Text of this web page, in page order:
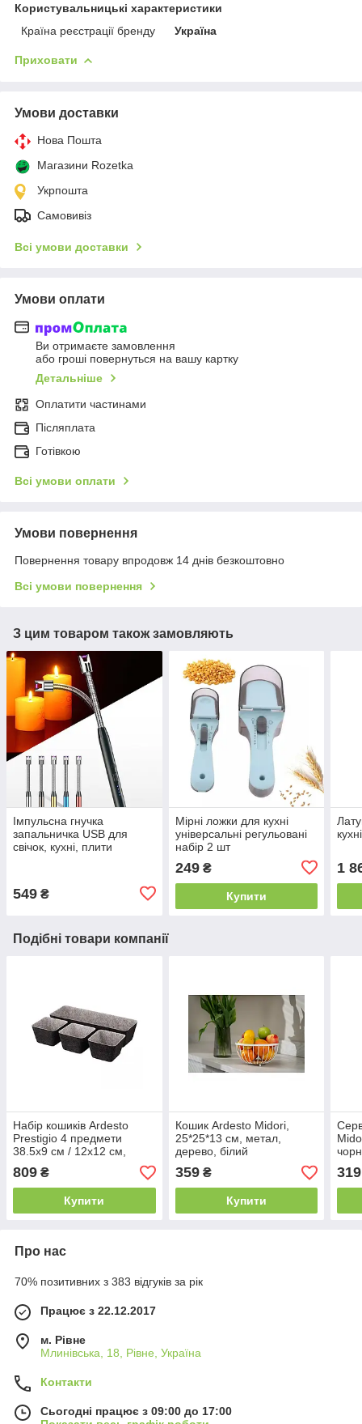
Користувальницькі характеристики
Країна реєстрації бренду
Україна
Приховати
Умови доставки
Нова Пошта
Магазини Rozetka
Укрпошта
Самовивіз
Всі умови доставки
Умови оплати
Ви отримаєте замовлення
або гроші повернуться на вашу картку
Детальніше
Оплатити частинами
Післяплата
Готівкою
Всі умови оплати
Умови повернення
Повернення товару впродовж 14 днів безкоштовно
Всі умови повернення
З цим товаром також замовляють
Імпульсна гнучка
запальничка USB для
свічок, кухні, плити
549 ₴
Мірні ложки для кухні
універсальні регульовані
набір 2 шт
249₴
Купити
1
Подібні товари компанії
Набір кошиків Ardesto
Prestigio 4 предмети
38.5х9 см / 12х12 см,
фетр, сірий
809 ₴
Купити
Кошик Ardesto Midori,
25*25*13 см, метал,
дерево, білий
359₴
Купити
319
Про нас
70% позитивних з 383 відгуків за рік
Працює з 22.12.2017
м. Рівне
Млинівська, 18, Рівне, Україна
Контакти
Сьогодні працює з 09:00 до 17:00